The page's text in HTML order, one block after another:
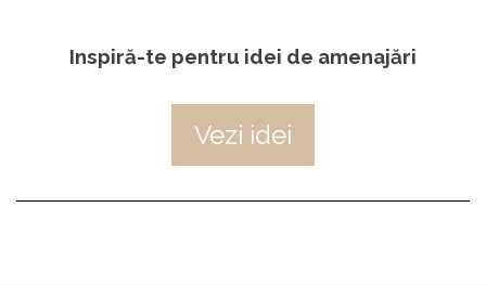
Inspiră-te pentru idei de amenajări
Vezi idei